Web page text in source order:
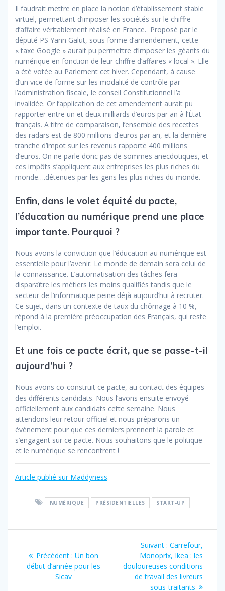
Il faudrait mettre en place la notion d’établissement stable
virtuel, permettant d’imposer les sociétés sur le chiffre
d’affaire véritablement réalisé en France. Proposé par le
député PS Yann Galut, sous forme d’amendement, cette
« taxe Google » aurait pu permettre d’imposer les géants du
numérique en fonction de leur chiffre d’affaires « local ». Elle
a été votée au Parlement cet hiver. Cependant, à cause
d’un vice de forme sur les modalité de contrôle par
l’administration fiscale, le conseil Constitutionnel l’a
invalidée. Or l’application de cet amendement aurait pu
rapporter entre un et deux milliards d’euros par an à l’État
français. A titre de comparaison, l’ensemble des recettes
des radars est de 800 millions d’euros par an, et la dernière
tranche d’impot sur les revenus rapporte 400 millions
d’euros. On ne parle donc pas de sommes anecdotiques, et
ces impôts s’appliquent aux entreprises les plus riches du
monde….détenues par les gens les plus riches du monde.
Enfin, dans le volet équité du pacte,
l’éducation au numérique prend une place
importante. Pourquoi ?
Nous avons la conviction que l’éducation au numérique est
essentielle pour l’avenir. Le monde de demain sera celui de
la connaissance. L’automatisation des tâches fera
disparaître les métiers les moins qualifiés tandis que le
secteur de l’informatique peine déjà aujourd’hui à recruter.
Ce sujet, dans un contexte de taux du chômage à 10 %,
répond à la première préoccupation des Français, qui reste
l’emploi.
Et une fois ce pacte écrit, que se passe-t-il
aujourd’hui ?
Nous avons co-construit ce pacte, au contact des équipes
des différents candidats. Nous l’avons ensuite envoyé
officiellement aux candidats cette semaine. Nous
attendons leur retour officiel et nous préparons un
évènement pour que ces derniers prennent la parole et
s’engagent sur ce pacte. Nous souhaitons que le politique
et le numérique se rencontrent !
Article publié sur Maddyness.
NUMÉRIQUE PRÉSIDENTIELLES START-UP
l’article
Précédent : Article
précédent
Un bon
début d’année pour les
Sicav
Suivant : Article
suivant
:
Carrefour,
Monoprix, Ikea : les
douloureuses conditions
de travail des livreurs
sous-traitants